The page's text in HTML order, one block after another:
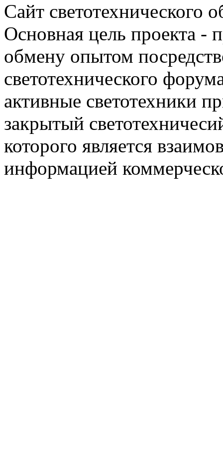
Сайт светотехнического
Основная цель проекта -
обмену опытом
светотехнического
активные светотехники
закрытый
которого является
информацией